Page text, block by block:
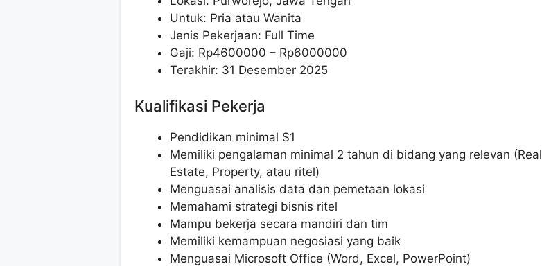
Untuk: Pria atau Wanita
Jenis Pekerjaan: Full Time
Gaji: Rp4600000 – Rp6000000
Terakhir: 31 Desember 2025
Kualifikasi Pekerja
Pendidikan minimal S1
Memiliki pengalaman minimal 2 tahun di bidang yang relevan (Real
Estate, Property, atau ritel)
Menguasai analisis data dan pemetaan lokasi
Memahami strategi bisnis ritel
Mampu bekerja secara mandiri dan tim
Memiliki kemampuan negosiasi yang baik
Menguasai Microsoft Office (Word, Excel, PowerPoint)